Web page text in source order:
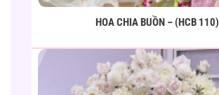
HOA CHIA BUỒN – (HCB 110)